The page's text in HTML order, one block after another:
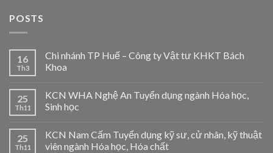
POSTS
16
Th3
Chi nhánh TP Huế – Công ty Vật tư KHKT Bách
Khoa
25
Th11
KCN WHA Nghệ An Tuyển dụng ngành Hóa học,
Sinh học
25
Th11
KCN Nam Cấm Tuyển dụng kỹ sư, cử nhân, kỹ thuật
viên ngành Hóa học, Hóa chất